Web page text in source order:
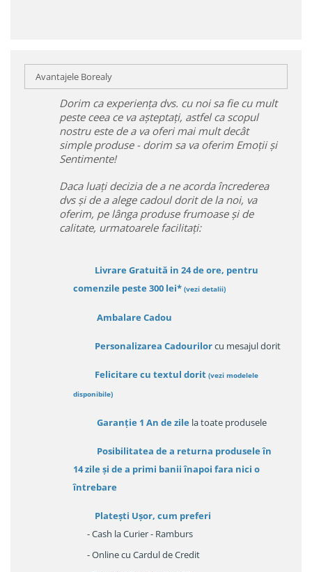
Avantajele Borealy
Dorim ca experiența dvs. cu noi sa fie cu mult
peste ceea ce va așteptați, astfel ca scopul
nostru este de a va oferi mai mult decât
simple produse - dorim sa va oferim Emoții și
Sentimente!
Daca luați decizia de a ne acorda încrederea
dvs și de a alege cadoul dorit de la noi, va
oferim, pe lânga produse frumoase și de
calitate, urmatoarele facilitați:
Livrare Gratuită in 24 de ore, pentru
comenzile peste 300 lei* (vezi detalii)
Ambalare Cadou
Personalizarea Cadourilorcu mesajul dorit
Felicitare cu textul dorit (vezi modelele
disponibile)
Garanție 1 An de zile la toate produsele
Posibilitatea de a returna produsele în
14 zileși de a primi banii înapoi fara nici o
întrebare
Platești Ușor, cum preferi
- Cash la Curier - Ramburs
- Online cu Cardul de Credit